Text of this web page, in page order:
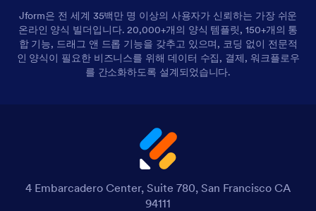
Jform은 전 세계 35백만 명 이상의 사용자가 신뢰하는 가장 쉬운
온라인 양식 빌더입니다. 20,000+개의 양식 템플릿, 150+개의 통
합 기능, 드래그 앤 드롭 기능을 갖추고 있으며, 코딩 없이 전문적
인 양식이 필요한 비즈니스를 위해 데이터 수집, 결제, 워크플로우
를 간소화하도록 설계되었습니다.
4 Embarcadero Center, Suite 780, San Francisco CA
94111